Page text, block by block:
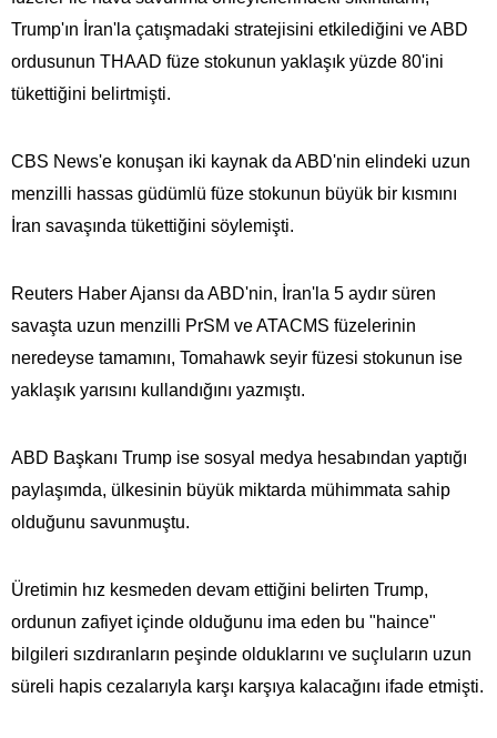
Trump'ın İran'la çatışmadaki stratejisini etkilediğini ve ABD
ordusunun THAAD füze stokunun yaklaşık yüzde 80'ini
tükettiğini belirtmişti.
CBS News'e konuşan iki kaynak da ABD'nin elindeki uzun
menzilli hassas güdümlü füze stokunun büyük bir kısmını
İran savaşında tükettiğini söylemişti.
Reuters Haber Ajansı da ABD'nin, İran'la 5 aydır süren
savaşta uzun menzilli PrSM ve ATACMS füzelerinin
neredeyse tamamını, Tomahawk seyir füzesi stokunun ise
yaklaşık yarısını kullandığını yazmıştı.
ABD Başkanı Trump ise sosyal medya hesabından yaptığı
paylaşımda, ülkesinin büyük miktarda mühimmata​​​​​​​ sahip
olduğunu savunmuştu.
Üretimin hız kesmeden devam ettiğini belirten Trump,
ordunun zafiyet içinde olduğunu ima eden bu "haince"
bilgileri sızdıranların peşinde olduklarını ve suçluların uzun
süreli hapis cezalarıyla karşı karşıya kalacağını ifade etmişti.